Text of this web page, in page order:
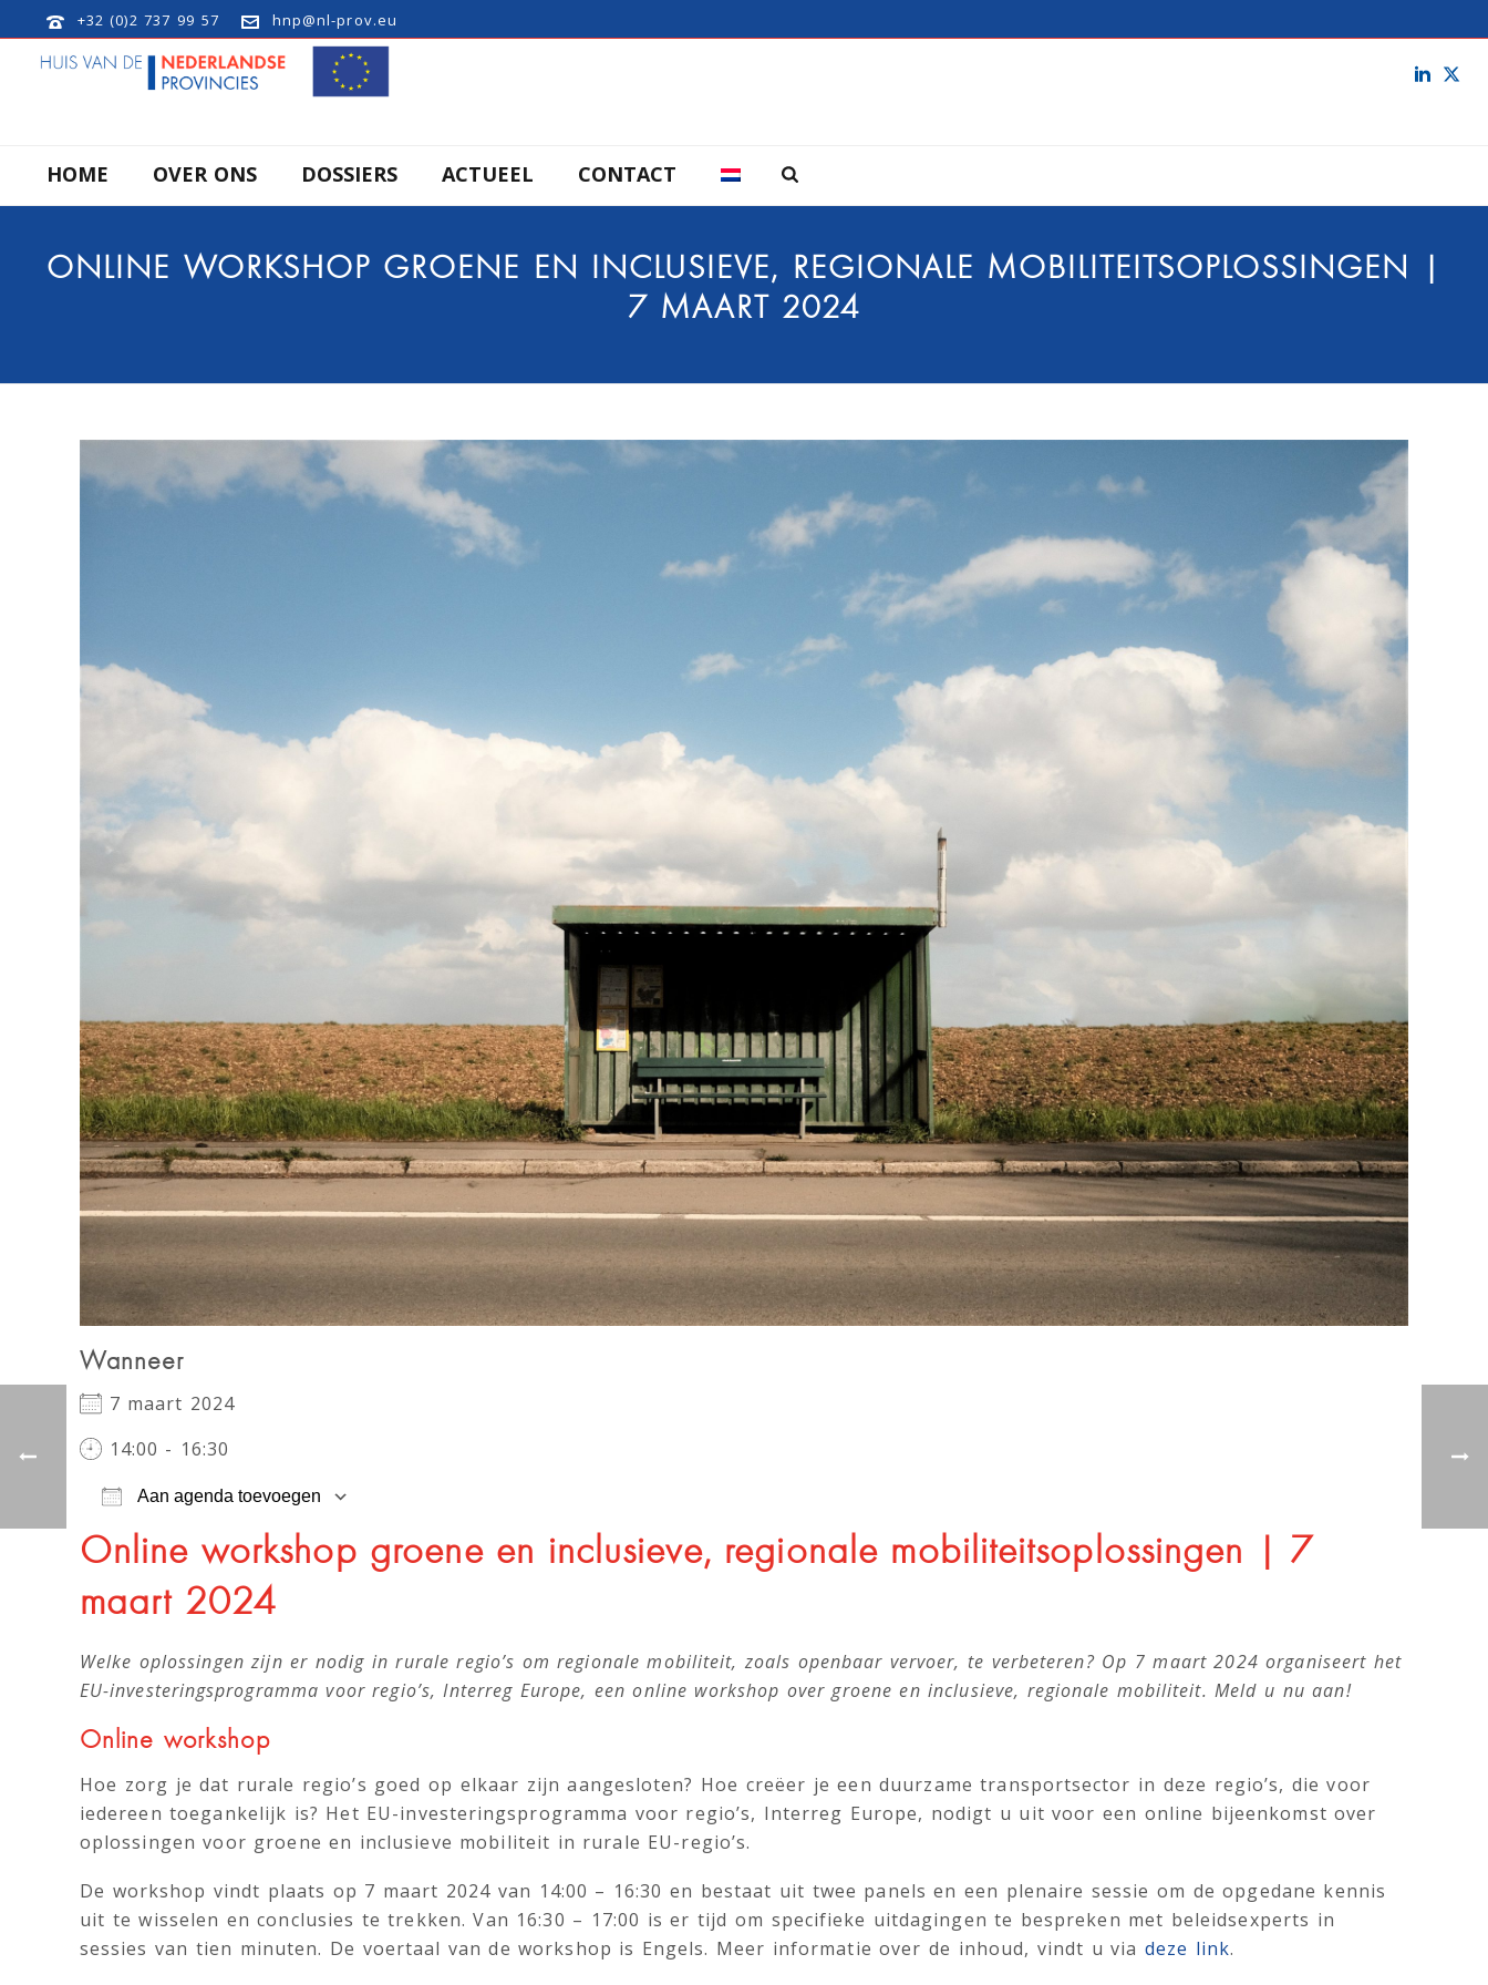
+32 (0)2 737 99 57 hnp@nl-prov.eu
HOME OVER ONS DOSSIERS ACTUEEL CONTACT
ONLINE WORKSHOP GROENE EN INCLUSIEVE, REGIONALE MOBILITEITSOPLOSSINGEN |
7 MAART 2024
Wanneer
7 maart 2024
14:00 - 16:30
Aan agenda toevoegen
Download ICS Google Calendar iCalendar Office 365
Online workshop groene en inclusieve, regionale mobiliteitsoplossingen | 7
maart 2024
Welke oplossingen zijn er nodig in rurale regio’s om regionale mobiliteit, zoals openbaar vervoer, te verbeteren? Op 7 maart 2024 organiseert het
EU-investeringsprogramma voor regio’s, Interreg Europe, een online workshop over groene en inclusieve, regionale mobiliteit. Meld u nu aan!
Online workshop
Hoe zorg je dat rurale regio’s goed op elkaar zijn aangesloten? Hoe creëer je een duurzame transportsector in deze regio’s, die voor
iedereen toegankelijk is? Het EU-investeringsprogramma voor regio’s, Interreg Europe, nodigt u uit voor een online bijeenkomst over
oplossingen voor groene en inclusieve mobiliteit in rurale EU-regio’s.
De workshop vindt plaats op 7 maart 2024 van 14:00 – 16:30 en bestaat uit twee panels en een plenaire sessie om de opgedane kennis
uit te wisselen en conclusies te trekken. Van 16:30 – 17:00 is er tijd om specifieke uitdagingen te bespreken met beleidsexperts in
sessies van tien minuten. De voertaal van de workshop is Engels. Meer informatie over de inhoud, vindt u viadeze link.